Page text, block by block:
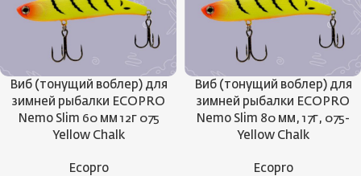
Виб (тонущий воблер) для
зимней рыбалки ECOPRO
Nemo Slim 60 мм 12г 075
Yellow Chalk
Ecopro
Виб (тонущий воблер) для
зимней рыбалки ECOPRO
Nemo Slim 80 мм, 17г, 075-
Yellow Chalk
Ecopro